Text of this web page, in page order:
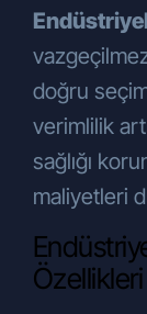
doğru
verimlilik
sağlığı
maliyetleri
Özellikleri
Adres:
Bulvarı
41400
Telefon:
E-posta: